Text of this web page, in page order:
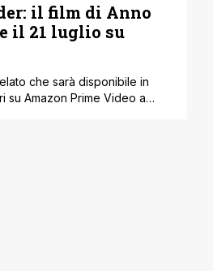
il film di Anno
il 21 luglio su
che sarà disponibile in
su Amazon Prime Video a